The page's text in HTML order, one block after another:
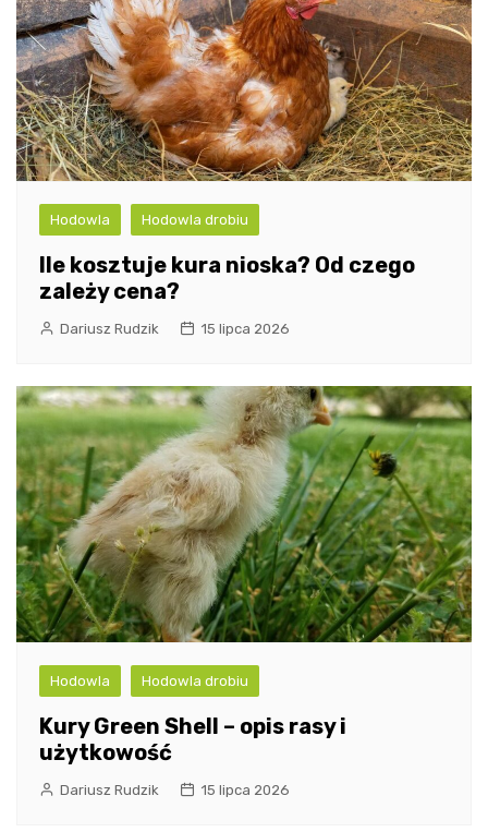
Hodowla Hodowla drobiu
Ile kosztuje kura nioska? Od czego
zależy cena?
Dariusz Rudzik 15 lipca 2026
Hodowla Hodowla drobiu
Kury Green Shell – opis rasy i
użytkowość
Dariusz Rudzik 15 lipca 2026